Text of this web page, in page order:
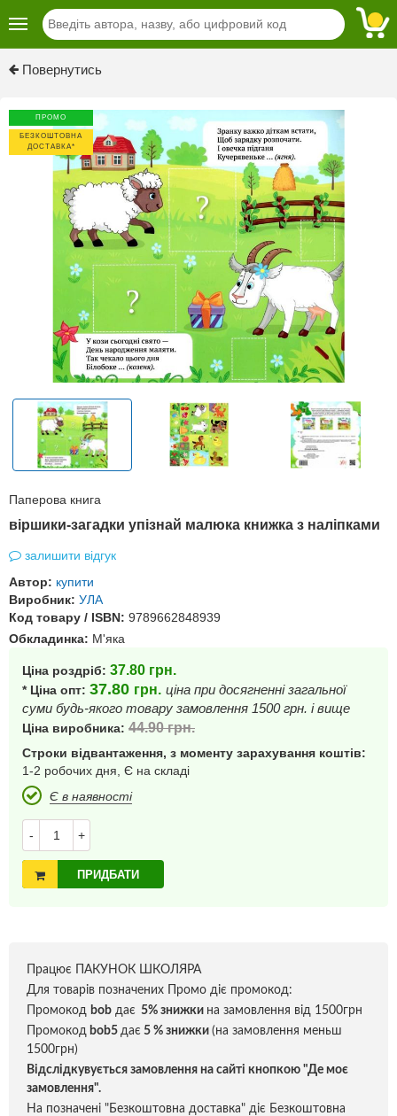
Повернутись
ПРОМО
БЕЗКОШТОВНА
ДОСТАВКА*
Паперова книга
віршики-загадки упізнай малюка книжка з наліпками
залишити відгук
Автор: купити
Виробник: УЛА
Код товару / ISBN: 9789662848939
Обкладинка: М'яка
Ціна роздріб: 37.80 грн.
* Ціна опт: 37.80 грн. ціна при досягненні загальної
суми будь-якого товару замовлення 1500 грн. і вище
Ціна виробника: 44.90грн.
Строки відвантаження, з моменту зарахування коштів:
1-2 робочих дня, Є на складі
Є в наявності
- +
ПРИДБАТИ
Працює ПАКУНОК ШКОЛЯРА
Для товарів позначених Промо діє промокод:
Промокод bob дає 5% знижки на замовлення від 1500грн
Промокод bob5 дає 5 % знижки (на замовлення меньш
1500грн)
Відслідкувується замовлення на сайті кнопкою "Де моє
замовлення".
На позначені "Безкоштовна доставка" діє Безкоштовна